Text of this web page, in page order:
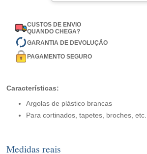
CUSTOS DE ENVIO
QUANDO CHEGA?
GARANTIA DE DEVOLUÇÃO
PAGAMENTO SEGURO
Características:
Argolas de plástico brancas
Para cortinados, tapetes, broches, etc.
Medidas reais